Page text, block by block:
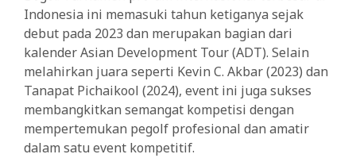
Indonesia ini memasuki tahun ketiganya sejak
debut pada 2023 dan merupakan bagian dari
kalender Asian Development Tour (ADT). Selain
melahirkan juara seperti Kevin C. Akbar (2023) dan
Tanapat Pichaikool (2024), event ini juga sukses
membangkitkan semangat kompetisi dengan
mempertemukan pegolf profesional dan amatir
dalam satu event kompetitif.